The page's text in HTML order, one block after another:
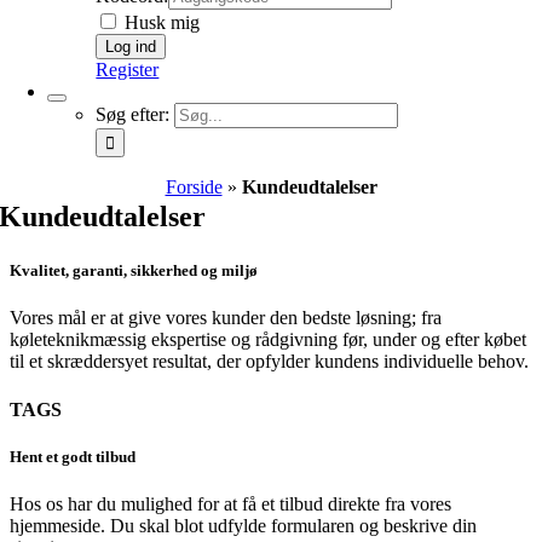
Husk mig
Register
Søg efter:
Forside» Kundeudtalelser
Kundeudtalelser
Kvalitet, garanti, sikkerhed og miljø
Vores mål er at give vores kunder den bedste løsning; fra
køleteknikmæssig ekspertise og rådgivning før, under og efter købet
til et skræddersyet resultat, der opfylder kundens individuelle behov.
TAGS
Hent et godt tilbud
Hos os har du mulighed for at få et tilbud direkte fra vores
hjemmeside. Du skal blot udfylde formularen og beskrive din